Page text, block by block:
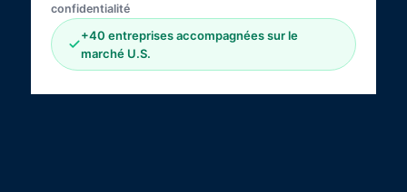
confidentialité
+40 entreprises accompagnées sur le
marché U.S.